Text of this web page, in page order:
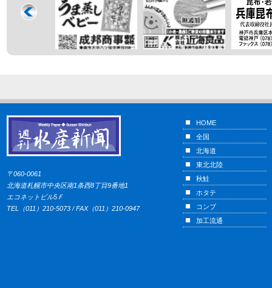
〒060-0061
北海道札幌市中央区南1条西8丁目9番地1
エコネットビル5Ｆ
TEL（011）210-5073 / FAX（011）210-0947
HOME
全国
北海道
東北北陸
秋鮭
ホタテ
コンブ
加工流通